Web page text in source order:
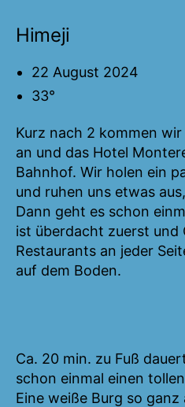
Himeji
22 August 2024
33°
Kurz nach 2 kommen
an und das Hotel
Bahnhof. Wir holen ein
und ruhen uns etwas
Dann geht es schon
ist überdacht zuerst und
Restaurants an jeder
auf dem Boden.
Ca. 20 min. zu Fuß
schon einmal einen
Eine weiße Burg so ganz